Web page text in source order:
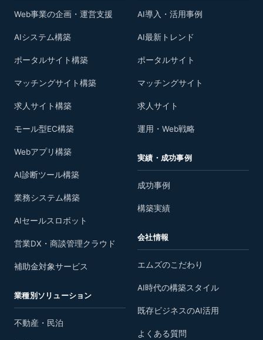
Web事業の企画・運営支援
AIシステム構築
ポータルサイト構築
マッチングサイト構築
求人サイト構築
モール型EC構築
Webアプリ構築
AI診断ツール構築
業務システム構築
AIセールスロボット
営業DX・商談管理クラウド
補助金対象サービス
業種別ソリューション
不動産・民泊
AI導入・活用事例
AI最新トレンド
ポータルサイト
マッチングサイト
求人サイト
運用・Web戦略
実績・成功事例
成功事例
構築実績
会社情報
エムズのこだわり
AI時代の構築スタイル
既存ビジネスのAI活用
よくある質問